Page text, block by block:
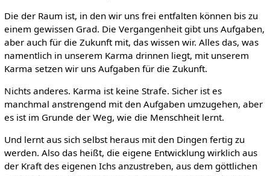
Die der Raum ist, in den wir uns frei entfalten können bis zu
einem gewissen Grad. Die Vergangenheit gibt uns Aufgaben,
aber auch für die Zukunft mit, das wissen wir. Alles das, was
namentlich in unserem Karma drinnen liegt, mit unserem
Karma setzen wir uns Aufgaben für die Zukunft.
Nichts anderes. Karma ist keine Strafe. Sicher ist es
manchmal anstrengend mit den Aufgaben umzugehen, aber
es ist im Grunde der Weg, wie die Menschheit lernt.
Und lernt aus sich selbst heraus mit den Dingen fertig zu
werden. Also das heißt, die eigene Entwicklung wirklich aus
der Kraft des eigenen Ichs anzustreben, aus dem göttlichen